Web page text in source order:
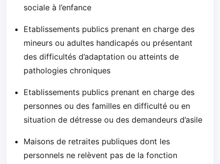
sociale à l’enfance
Etablissements publics prenant en charge des
mineurs ou adultes handicapés ou présentant
des difficultés d’adaptation ou atteints de
pathologies chroniques
Etablissements publics prenant en charge des
personnes ou des familles en difficulté ou en
situation de détresse ou des demandeurs d’asile
Maisons de retraites publiques dont les
personnels ne relèvent pas de la fonction